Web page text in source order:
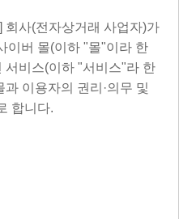
회사(전자상거래 사업자)가
이버 몰(이하 "몰"이라 한
서비스(이하 "서비스"라 한
이용자의 권리·의무 및
합니다.